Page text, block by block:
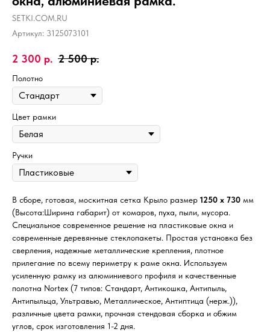
SETKI.COM.RU
Артикул: 3125073101
2 300 р. 2 500 р.
Полотно
Цвет рамки
Ручки
В сборе, готовая, москитная сетка Крыло размер 1250 х 730 мм
(Высота:Ширина габарит) от комаров, пуха, пыли, мусора.
Специальное современное решение на пластиковые окна и
современные деревянные стеклопакеты. Простая установка без
сверления, надежные металлические крепления, плотное
прилегание по всему периметру к раме окна. Используем
усиленную рамку из алюминиевого профиля и качественные
полотна Nortex (7 типов: Стандарт, Антикошка, Антипыль,
Антипыльца, Ультравью, Металлическое, Антиптица (нерж.)),
различные цвета рамки, прочная стендовая сборка и обжим
углов, срок изготовления 1-2 дня.